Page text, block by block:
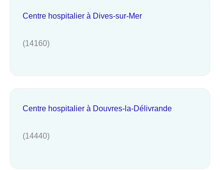
Centre hospitalier à Dives-sur-Mer
(14160)
Centre hospitalier à Douvres-la-Délivrande
(14440)